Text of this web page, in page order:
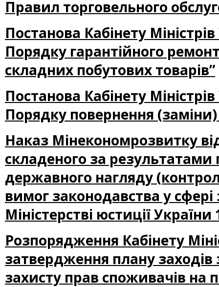
Правил торговельного
Постанова Кабінету
Порядку гарантійного
складних побутових товарів”
Постанова Кабінету
Порядку повернення
Наказ Мінекономрозвитку
складеного за
державного нагляду
вимог законодавства у
Міністерстві юстиції
Розпорядження Кабінету
затвердження плану заходів
захисту прав споживачів на